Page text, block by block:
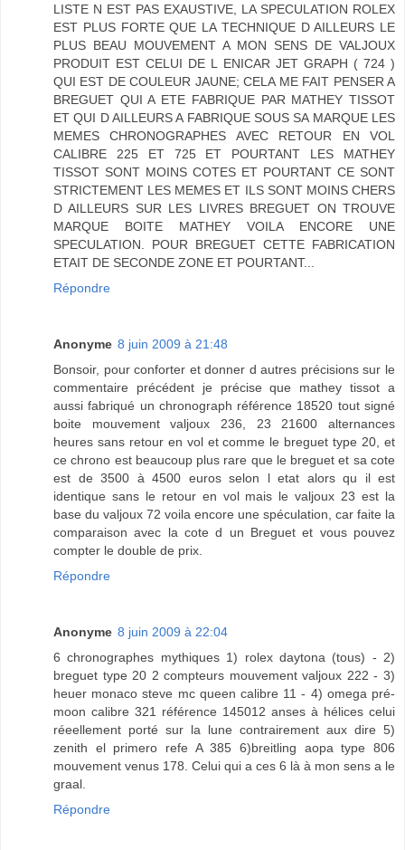
LISTE N EST PAS EXAUSTIVE, LA SPECULATION ROLEX
EST PLUS FORTE QUE LA TECHNIQUE D AILLEURS LE
PLUS BEAU MOUVEMENT A MON SENS DE VALJOUX
PRODUIT EST CELUI DE L ENICAR JET GRAPH ( 724 )
QUI EST DE COULEUR JAUNE; CELA ME FAIT PENSER A
BREGUET QUI A ETE FABRIQUE PAR MATHEY TISSOT
ET QUI D AILLEURS A FABRIQUE SOUS SA MARQUE LES
MEMES CHRONOGRAPHES AVEC RETOUR EN VOL
CALIBRE 225 ET 725 ET POURTANT LES MATHEY
TISSOT SONT MOINS COTES ET POURTANT CE SONT
STRICTEMENT LES MEMES ET ILS SONT MOINS CHERS
D AILLEURS SUR LES LIVRES BREGUET ON TROUVE
MARQUE BOITE MATHEY VOILA ENCORE UNE
SPECULATION. POUR BREGUET CETTE FABRICATION
ETAIT DE SECONDE ZONE ET POURTANT...
Répondre
Anonyme 8 juin 2009 à 21:48
Bonsoir, pour conforter et donner d autres précisions sur le
commentaire précédent je précise que mathey tissot a
aussi fabriqué un chronograph référence 18520 tout signé
boite mouvement valjoux 236, 23 21600 alternances
heures sans retour en vol et comme le breguet type 20, et
ce chrono est beaucoup plus rare que le breguet et sa cote
est de 3500 à 4500 euros selon l etat alors qu il est
identique sans le retour en vol mais le valjoux 23 est la
base du valjoux 72 voila encore une spéculation, car faite la
comparaison avec la cote d un Breguet et vous pouvez
compter le double de prix.
Répondre
Anonyme 8 juin 2009 à 22:04
6 chronographes mythiques 1) rolex daytona (tous) - 2)
breguet type 20 2 compteurs mouvement valjoux 222 - 3)
heuer monaco steve mc queen calibre 11 - 4) omega pré-
moon calibre 321 référence 145012 anses à hélices celui
réeellement porté sur la lune contrairement aux dire 5)
zenith el primero refe A 385 6)breitling aopa type 806
mouvement venus 178. Celui qui a ces 6 là à mon sens a le
graal.
Répondre